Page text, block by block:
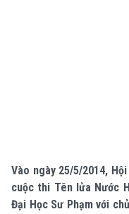
Vào ngày 25/5/2014,
cuộc thi Tên lửa Nước
Đại Học Sư Phạm với